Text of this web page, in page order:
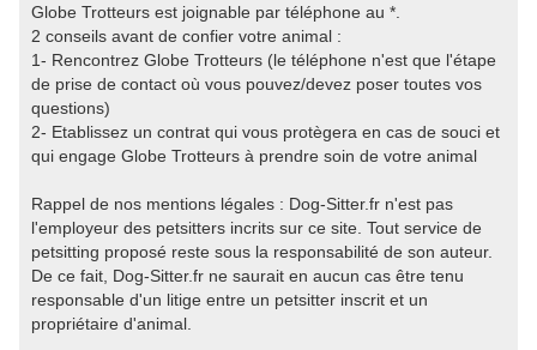
Globe Trotteurs est joignable par téléphone au *.
2 conseils avant de confier votre animal :
1- Rencontrez Globe Trotteurs (le téléphone n'est que l'étape
de prise de contact où vous pouvez/devez poser toutes vos
questions)
2- Etablissez un contrat qui vous protègera en cas de souci et
qui engage Globe Trotteurs à prendre soin de votre animal
Rappel de nos mentions légales : Dog-Sitter.fr n'est pas
l'employeur des petsitters incrits sur ce site. Tout service de
petsitting proposé reste sous la responsabilité de son auteur.
De ce fait, Dog-Sitter.fr ne saurait en aucun cas être tenu
responsable d'un litige entre un petsitter inscrit et un
propriétaire d'animal.